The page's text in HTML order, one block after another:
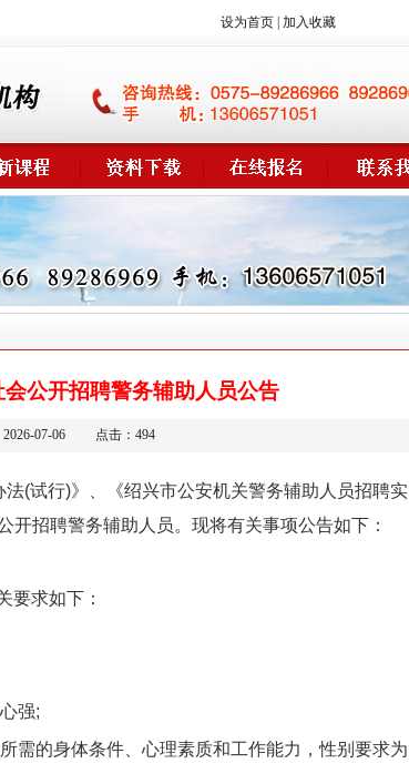
设为首页| 加入收藏
公开招聘警务辅助人员公告
2026-07-06 点击： 494
(试行)》、《绍兴市公安机关警务辅助人员招聘实
招聘警务辅助人员。现将有关事项公告如下：
要求如下：
强;
需的身体条件、心理素质和工作能力，性别要求为